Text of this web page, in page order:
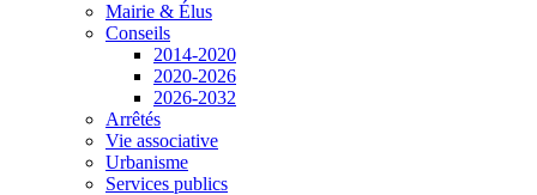
Mairie & Élus
Conseils
2014-2020
2020-2026
2026-2032
Arrêtés
Vie associative
Urbanisme
Services publics